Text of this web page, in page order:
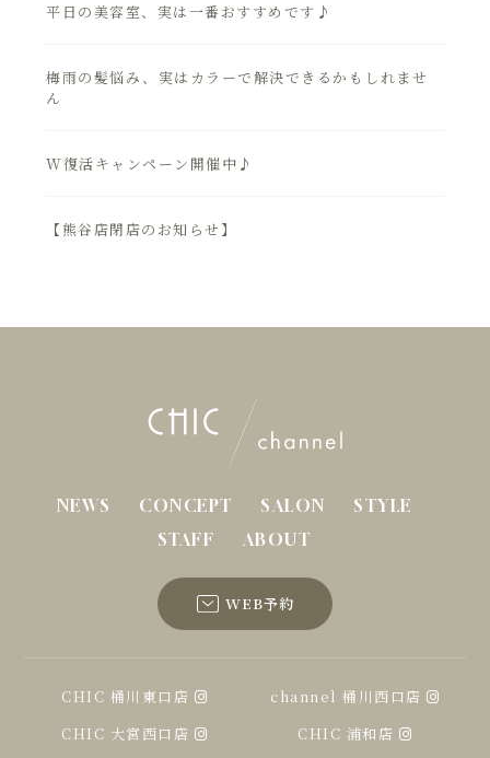
平日の美容室、実は一番おすすめです♪
梅雨の髪悩み、実はカラーで解決できるかもしれませ
ん
W復活キャンペーン開催中♪
【熊谷店閉店のお知らせ】
NEWS CONCEPT SALON
STYLE
STAFF
ABOUT
WEB予約
CHIC 桶川東口店
channel 桶川西口店
CHIC 大宮西口店
CHIC 浦和店